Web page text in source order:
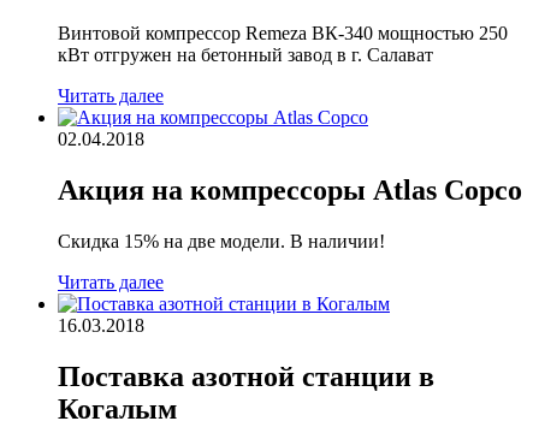
Винтовой компрессор Remeza ВК-340 мощностью 250
кВт отгружен на бетонный завод в г. Салават
Читать далее
02.04.2018
Акция на компрессоры Atlas Copco
Скидка 15% на две модели. В наличии!
Читать далее
16.03.2018
Поставка азотной станции в
Когалым